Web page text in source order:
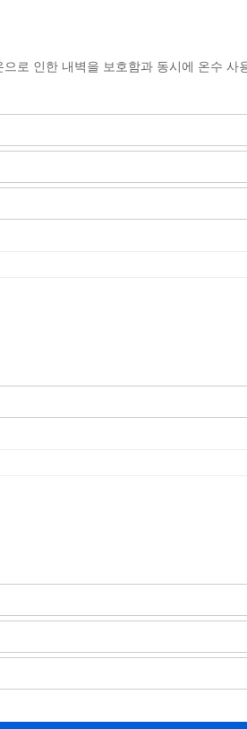
로 인한 내벽을 보호함과 동시에 온수 사